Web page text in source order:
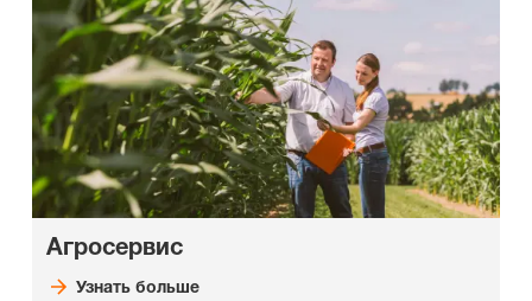
Агросервис
Узнать больше